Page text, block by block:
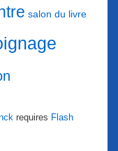
salon du livre
requires Flash